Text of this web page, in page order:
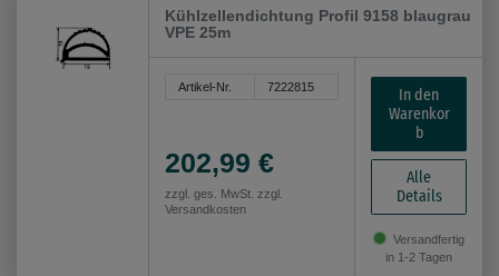
Kühlzellendichtung Profil 9158 blaugrau
VPE 25m
Artikel-Nr. 7222815
202,99 €
zzgl. ges. MwSt. zzgl.
Versandkosten
In den
Warenkor
b
Alle
Details
Versandfertig
in 1-2 Tagen